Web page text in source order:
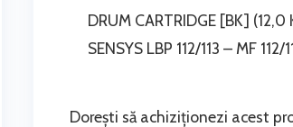
DRUM CARTRIDGE [BK]
SENSYS LBP 112/113 – MF
Dorești să achiziționezi acest